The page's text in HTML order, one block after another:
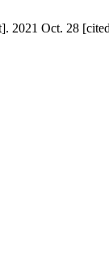
2021 Oct. 28